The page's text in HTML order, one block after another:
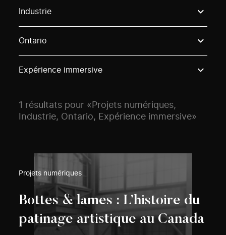
Industrie
Ontario
Expérience immersive
1 résultats pour «Projets numériques,
Industrie, Ontario, Expérience immersive»
Projets numériques
Bottes & lames : L’histoire du
patinage artistique au Canada